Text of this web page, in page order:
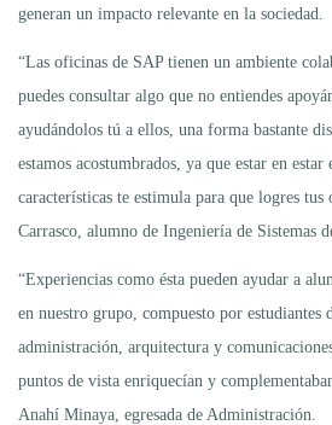
generan un impacto relevante en la sociedad.
“Las oficinas de SAP tienen un ambiente
puedes consultar algo que no entiendes
ayudándolos tú a ellos, una forma bastante
estamos acostumbrados, ya que estar en estar
características te estimula para que logres
Carrasco, alumno de Ingeniería de Sistemas
“Experiencias como ésta pueden ayudar a
en nuestro grupo, compuesto por estudiantes
administración, arquitectura y
puntos de vista enriquecían y
Anahí Minaya, egresada de Administración.